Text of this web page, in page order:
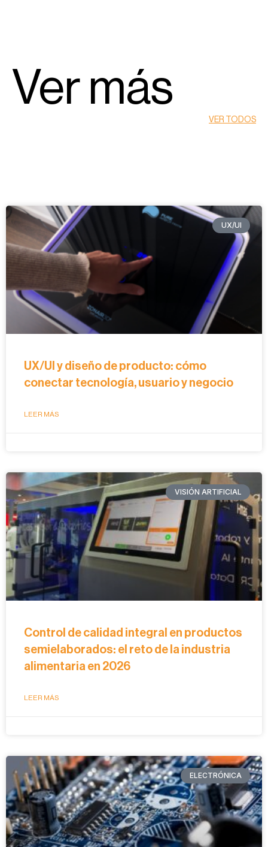
Ver más
VER TODOS
UX/UI
UX/UI y diseño de producto: cómo
conectar tecnología, usuario y negocio
LEER MÁS
VISIÓN ARTIFICIAL
Control de calidad integral en productos
semielaborados: el reto de la industria
alimentaria en 2026
LEER MÁS
ELECTRÓNICA